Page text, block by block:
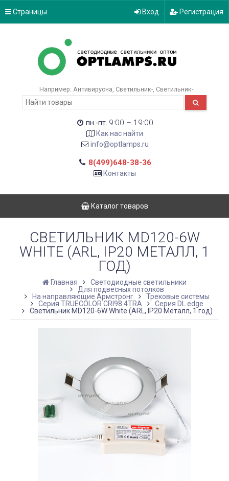
Страницы Вход Регистрация
Например: Антивирусна Светильник- Светильник-
пн.-пт. 9:00 – 19:00
Как нас найти
info@optlamps.ru
8(499)648-38-36
Контакты
Каталог товаров
СВЕТИЛЬНИК MD120-6W
WHITE (ARL, IP20 МЕТАЛЛ, 1
ГОД)
Главная
Светодиодные светильники
Для подвесных потолков
На направляющие Армстронг
Трековые системы
Серия TRUECOLOR CRI98 4TRA
Серия DL edge
Светильник MD120-6W White (ARL, IP20 Металл, 1 год)